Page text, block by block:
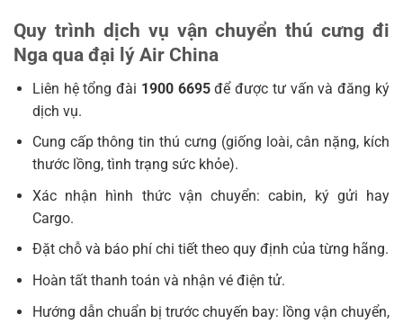
Quy trình dịch vụ vận chuyển thú cưng đi
Nga qua đại lý Air China
Liên hệ tổng đài 1900 6695để được tư vấn và đăng ký
dịch vụ.
Cung cấp thông tin thú cưng (giống loài, cân nặng, kích
thước lồng, tình trạng sức khỏe).
Xác nhận hình thức vận chuyển: cabin, ký gửi hay
Cargo.
Đặt chỗ và báo phí chi tiết theo quy định của từng hãng.
Hoàn tất thanh toán và nhận vé điện tử.
Hướng dẫn chuẩn bị trước chuyến bay: lồng vận chuyển,